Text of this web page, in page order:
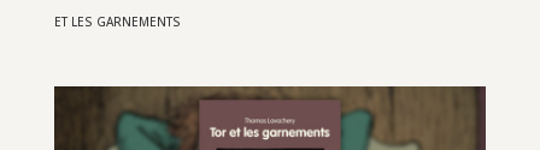
ET LES GARNEMENTS